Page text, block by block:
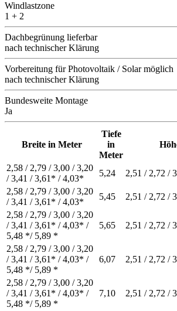
Windlastzone
1 + 2
Dachbegrünung lieferbar
nach technischer Klärung
Vorbereitung für Photovoltaik / Solar möglich
nach technischer Klärung
Bundesweite Montage
Ja
Breite in Meter
Tiefe
in
Meter
2,58 / 2,79 / 3,00 / 3,20
/ 3,41 / 3,61* / 4,03*
5,24
2,51 / 2,72 /
2,58 / 2,79 / 3,00 / 3,20
/ 3,41 / 3,61* / 4,03*
5,45
2,51 / 2,72 /
2,58 / 2,79 / 3,00 / 3,20
/ 3,41 / 3,61* / 4,03* /
5,48 */ 5,89 *
5,65 2,51 / 2,72 /
2,58 / 2,79 / 3,00 / 3,20
/ 3,41 / 3,61* / 4,03* /
5,48 */ 5,89 *
6,07 2,51 / 2,72 /
2,58 / 2,79 / 3,00 / 3,20
/ 3,41 / 3,61* / 4,03* /
5,48 */ 5,89 *
7,10 2,51 / 2,72 /